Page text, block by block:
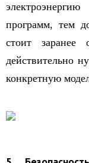
программ, тем
стоит заранее
действительно
конкретную